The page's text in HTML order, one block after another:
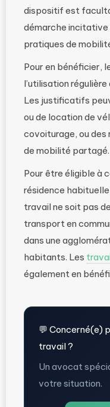
dispositif est
démarche incitative
pratiques de
Pour en bénéficier,
l’utilisation
Les justificatifs
ou de location de
covoiturage, ou des
de mobilité partagé.
Pour être éligible à
résidence habituelle
travail ne soit pas
transport en
dans une
habitants. Les
également en
💬 Concerné(e)
travail ?
Un avocat
votre situation.